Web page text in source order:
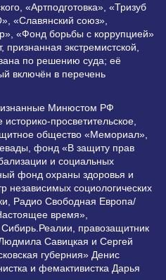
«Артподготовка», «Тризуб
«Славянский союз»,
«Фонд борьбы с коррупцией»
экстремистской,
по решению суда; её
включён в перечень
Минюстом РФ
просветительское,
общество «Мемориал»,
фонд «В защиту прав
и социальных
фонд охраны здоровья и
независимых социологических
Радио Свободная Европа/
время»,
правозащитник
Савицкая и Сергей
губерния» Денис
и фемактивистка Дарья